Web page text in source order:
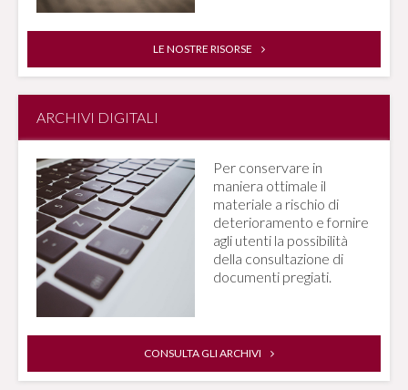
LE NOSTRE RISORSE
ARCHIVI DIGITALI
Per conservare in
maniera ottimale il
materiale a rischio di
deterioramento e fornire
agli utenti la possibilità
della consultazione di
documenti pregiati.
CONSULTA GLI ARCHIVI